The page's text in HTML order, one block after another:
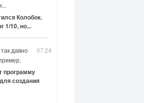
Колобок.
1/10, но...
07:24
давно
программу
создания